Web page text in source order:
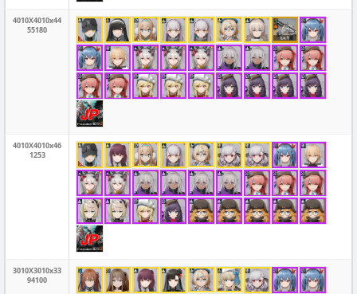
4010X4010x44
55180
4010X4010x46
1253
3010X3010x33
94100